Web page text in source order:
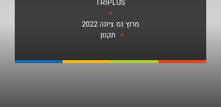
TRIPLUS
>
מרוץ נס ציונה 2022
> תקנון